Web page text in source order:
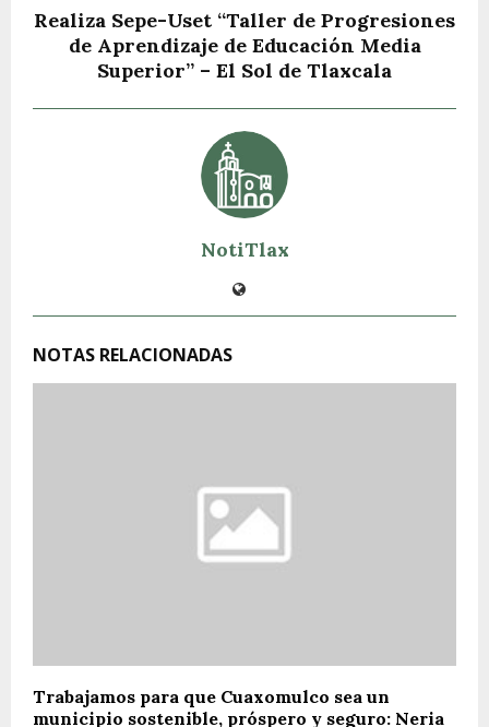
Realiza Sepe-Uset “Taller de Progresiones
de Aprendizaje de Educación Media
Superior” – El Sol de Tlaxcala
NotiTlax
NOTAS RELACIONADAS
Trabajamos para que Cuaxomulco sea un
municipio sostenible, próspero y seguro: Neria